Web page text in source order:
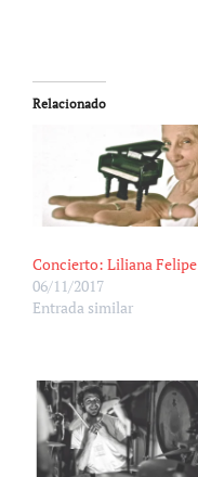
Relacionado
Concierto: Liliana Felipe
06/11/2017
Entrada similar